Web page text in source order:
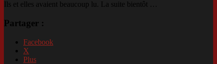
Ils et elles avaient beaucoup lu. La suite bientôt …
Partager :
Facebook
X
Plus